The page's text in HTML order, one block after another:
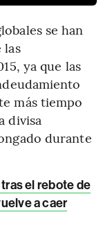
se han
las
ya que las
más tiempo
divisa
durante
el rebote de
a caer